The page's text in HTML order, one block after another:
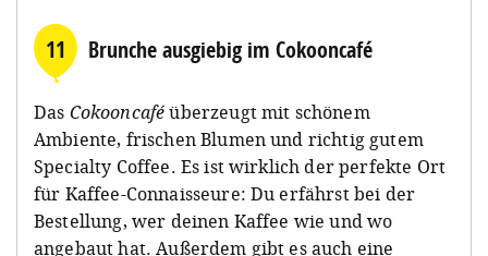
11 Brunche ausgiebig im Cokooncafé
Das Cokooncaféüberzeugt mit schönem
Ambiente, frischen Blumen und richtig gutem
Specialty Coffee. Es ist wirklich der perfekte Ort
für Kaffee-Connaisseure: Du erfährst bei der
Bestellung, wer deinen Kaffee wie und wo
angebaut hat. Außerdem gibt es auch eine